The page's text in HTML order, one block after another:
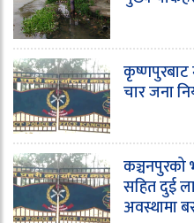
कृष्णपुरबाट
चार जना
कञ्चनपुरको
सहित दुई
अवस्थामा